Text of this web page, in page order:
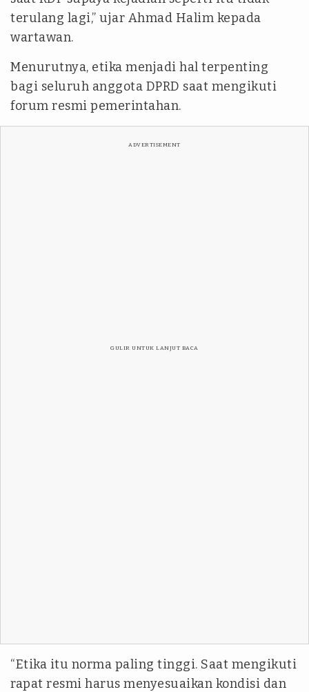
terulang lagi,” ujar Ahmad Halim kepada
wartawan.
Menurutnya, etika menjadi hal terpenting
bagi seluruh anggota DPRD saat mengikuti
forum resmi pemerintahan.
ADVERTISEMENT
GULIR UNTUK LANJUT BACA
“Etika itu norma paling tinggi. Saat mengikuti
rapat resmi harus menyesuaikan kondisi dan